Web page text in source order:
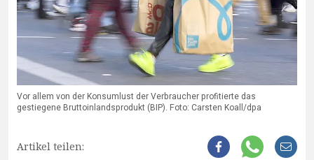
Vor allem von der Konsumlust der Verbraucher profitierte das
gestiegene Bruttoinlandsprodukt (BIP). Foto: Carsten Koall/dpa
Artikel teilen: